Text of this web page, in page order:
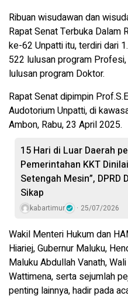
Ribuan wisudawan dan
Rapat Senat Terbuka Dalam
ke-62 Unpatti itu, terdiri dari
522 lulusan program
lulusan program Doktor.
Rapat Senat dipimpin
Audotorium Unpatti, di
Ambon, Rabu, 23 April 2025.
15 Hari di Luar Daerah
Pemerintahan KKT
Setengah Mesin”, DPRD
Sikap
kabartimur 25/07/2026
Wakil Menteri Hukum dan
Hiariej, Gubernur Maluku,
Maluku Abdullah Vanath,
Wattimena, serta sejumlah
penting lainnya, hadir pada